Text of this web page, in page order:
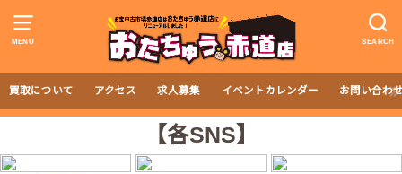
MENU SEARCH
買取について アクセス 求人募集 イベントカレンダー お問い合わ
【各SNS】